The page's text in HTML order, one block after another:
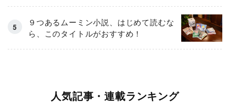
９つあるムーミン小説、はじめて読むな
ら、このタイトルがおすすめ！
人気記事・連載ランキング